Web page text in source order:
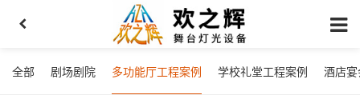
全部 剧场剧院 多功能厅工程案例 学校礼堂工程案例 酒店